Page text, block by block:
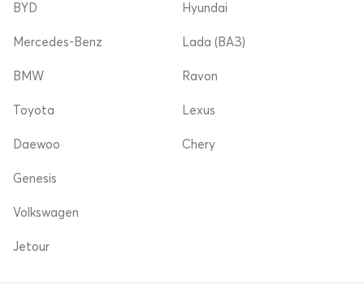
BYD
Mercedes-Benz
Hyundai
Lada (ВАЗ)
BMW
Toyota
Daewoo
Ravon
Lexus
Chery
Genesis
Volkswagen
Jetour